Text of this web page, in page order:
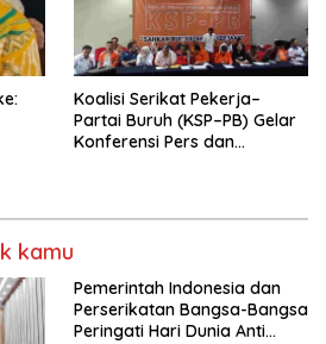
seluruh Indonesia dan
Mancanegara”.
Koalisi Serikat Pekerja–
Partai Buruh (KSP–PB) Gelar
Konferensi Pers dan
kamu
Pemerintah Indonesia dan
Perserikatan Bangsa-Bangsa
Peringati Hari Dunia Anti